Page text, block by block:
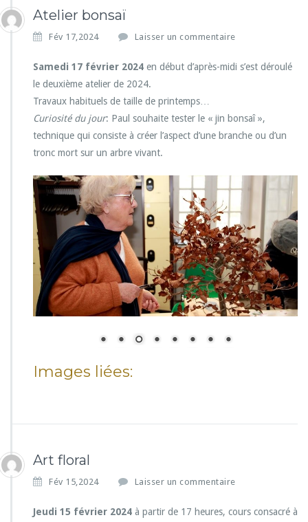
Atelier bonsaï
Fév 17,2024 Laisser un commentaire
Samedi 17 février 2024 en début d’après-midi s’est déroulé
le deuxième atelier de 2024.
Travaux habituels de taille de printemps…
Curiosité du jour: Paul souhaite tester le « jin bonsaî »,
technique qui consiste à créer l’aspect d’une branche ou d’un
tronc mort sur un arbre vivant.
Images liées:
Art floral
Fév 15,2024 Laisser un commentaire
Jeudi 15 février 2024 à partir de 17 heures, cours consacré à